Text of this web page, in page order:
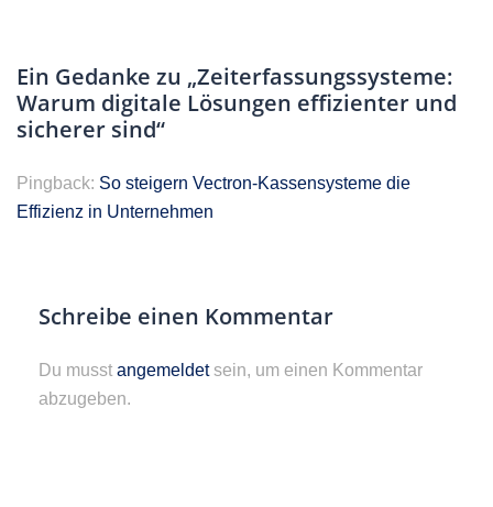
Ein Gedanke zu „Zeiterfassungssysteme:
Warum digitale Lösungen effizienter und
sicherer sind“
Pingback: So steigern Vectron-Kassensysteme die
Effizienz in Unternehmen
Schreibe einen Kommentar
Du musst angemeldetsein, um einen Kommentar
abzugeben.